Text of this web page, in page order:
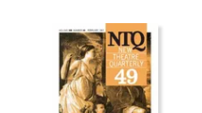
50%
dcto. $ 19.69